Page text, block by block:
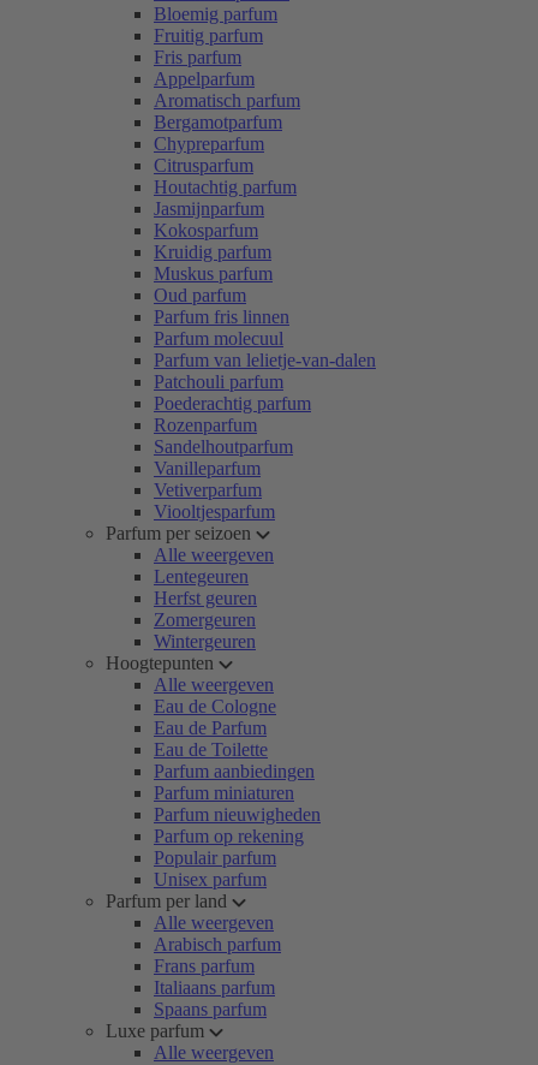
Bloemig parfum
Fruitig parfum
Fris parfum
Appelparfum
Aromatisch parfum
Bergamotparfum
Chypreparfum
Citrusparfum
Houtachtig parfum
Jasmijnparfum
Kokosparfum
Kruidig parfum
Muskus parfum
Oud parfum
Parfum fris linnen
Parfum molecuul
Parfum van lelietje-van-dalen
Patchouli parfum
Poederachtig parfum
Rozenparfum
Sandelhoutparfum
Vanilleparfum
Vetiverparfum
Viooltjesparfum
Parfum per seizoen
Alle weergeven
Lentegeuren
Herfst geuren
Zomergeuren
Wintergeuren
Hoogtepunten
Alle weergeven
Eau de Cologne
Eau de Parfum
Eau de Toilette
Parfum aanbiedingen
Parfum miniaturen
Parfum nieuwigheden
Parfum op rekening
Populair parfum
Unisex parfum
Parfum per land
Alle weergeven
Arabisch parfum
Frans parfum
Italiaans parfum
Spaans parfum
Luxe parfum
Alle weergeven